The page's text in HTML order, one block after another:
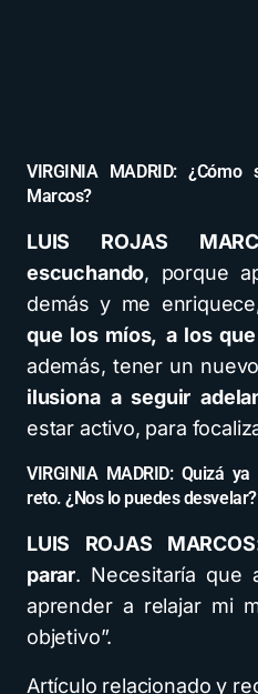
VIRGINIA MADRID:
Marcos?
LUIS ROJAS
escuchando, porque
demás y me
que los míos, a los
además, tener un
ilusiona a seguir
estar activo, para
VIRGINIA MADRID: Quizá
reto. ¿Nos lo puedes desvelar?
LUIS ROJAS
parar. Necesitaría que
aprender a relajar mi
objetivo”.
Artículo relacionado y